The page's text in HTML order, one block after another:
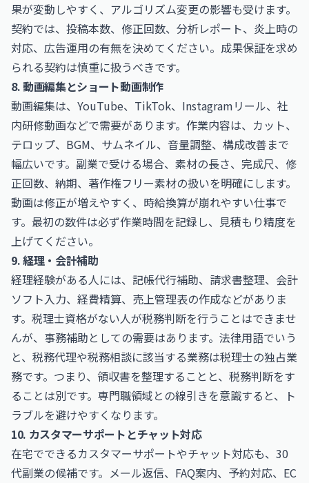
果が変動しやすく、アルゴリズム変更の影響も受けます。
契約では、投稿本数、修正回数、分析レポート、炎上時の
対応、広告運用の有無を決めてください。成果保証を求め
られる契約は慎重に扱うべきです。
8. 動画編集とショート動画制作
動画編集は、YouTube、TikTok、Instagramリール、社
内研修動画などで需要があります。作業内容は、カット、
テロップ、BGM、サムネイル、音量調整、構成改善まで
幅広いです。副業で受ける場合、素材の長さ、完成尺、修
正回数、納期、著作権フリー素材の扱いを明確にします。
動画は修正が増えやすく、時給換算が崩れやすい仕事で
す。最初の数件は必ず作業時間を記録し、見積もり精度を
上げてください。
9. 経理・会計補助
経理経験がある人には、記帳代行補助、請求書整理、会計
ソフト入力、経費精算、売上管理表の作成などがありま
す。税理士資格がない人が税務判断を行うことはできませ
んが、事務補助としての需要はあります。法律用語でいう
と、税務代理や税務相談に該当する業務は税理士の独占業
務です。つまり、領収書を整理することと、税務判断をす
ることは別です。専門職領域との線引きを意識すると、ト
ラブルを避けやすくなります。
10. カスタマーサポートとチャット対応
在宅でできるカスタマーサポートやチャット対応も、30
代副業の候補です。メール返信、FAQ案内、予約対応、EC